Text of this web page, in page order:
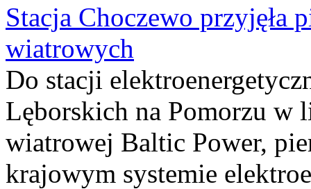
Stacja Choczewo przyjęła
wiatrowych
Do stacji
Lęborskich na Pomorzu w
wiatrowej Baltic Power,
krajowym systemie